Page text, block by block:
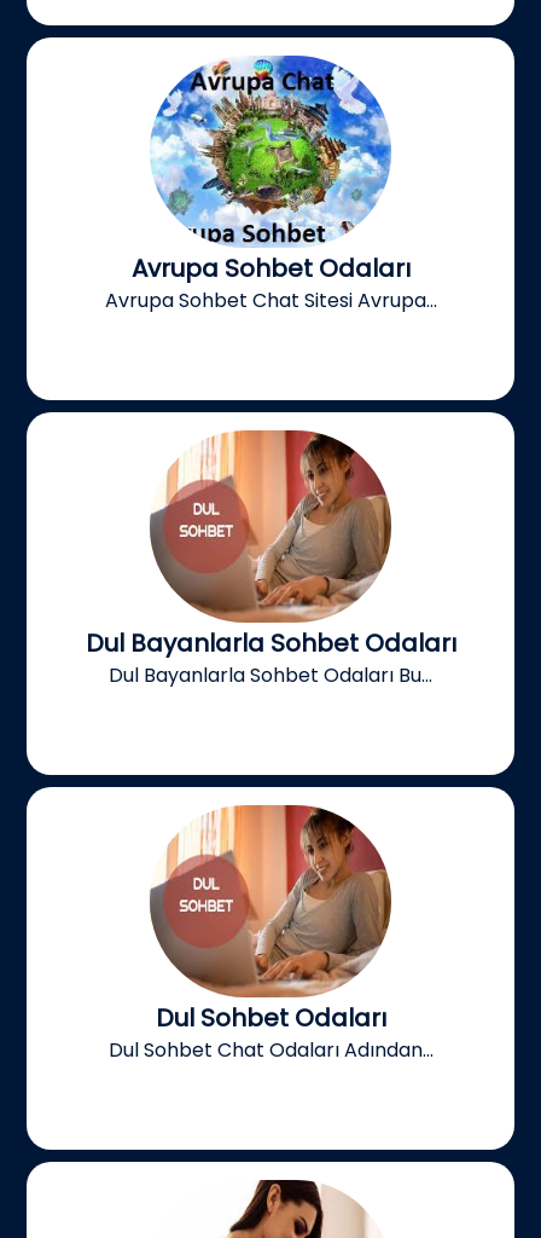
Avrupa Sohbet Odaları
Avrupa Sohbet Chat Sitesi Avrupa...
Dul Bayanlarla Sohbet Odaları
Dul Bayanlarla Sohbet Odaları Bu...
Dul Sohbet Odaları
Dul Sohbet Chat Odaları Adından...